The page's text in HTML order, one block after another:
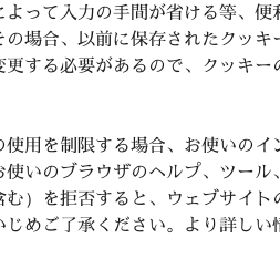
って入力の手間が省ける等、
場合、以前に保存されたクッ
する必要があるので、クッキー
用を制限する場合、お使いの
いのブラウザのヘルプ、ツー
）を拒否すると、ウェブサイ
じめご了承ください。より詳し